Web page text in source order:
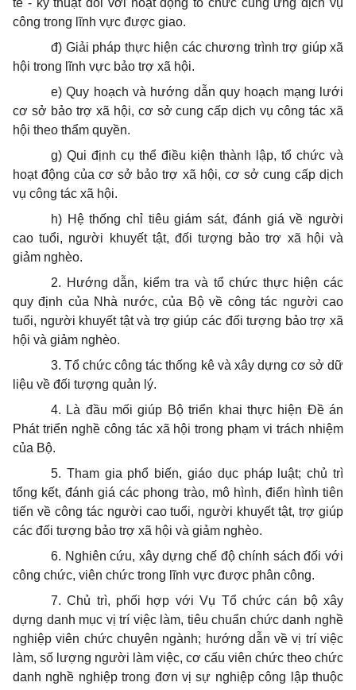
tế - kỹ thuật đối với hoạt động tổ chức cung ứng dịch vụ
công trong lĩnh vực được giao.
đ) Giải pháp thực hiện các chương trình trợ giúp xã
hội trong lĩnh vực bảo trợ xã hội.
e) Quy hoạch và hướng dẫn quy hoạch mạng lưới
cơ sở bảo trợ xã hội, cơ sở cung cấp dịch vụ công tác xã
hội theo thẩm quyền.
g) Qui định cụ thể điều kiện thành lập, tổ chức và
hoạt động của cơ sở bảo trợ xã hội, cơ sở cung cấp dịch
vụ công tác xã hội.
h) Hệ thống chỉ tiêu giám sát, đánh giá về người
cao tuổi, người khuyết tật, đối tượng bảo trợ xã hội và
giảm nghèo.
2. Hướng dẫn, kiểm tra và tổ chức thực hiện các
quy định của Nhà nước, của Bộ về công tác người cao
tuổi, người khuyết tật và trợ giúp các đối tượng bảo trợ xã
hội và giảm nghèo.
3. Tổ chức công tác thống kê và xây dựng cơ sở dữ
liệu về đối tượng quản lý.
4. Là đầu mối giúp Bộ triển khai thực hiện Đề án
Phát triển nghề công tác xã hội trong phạm vi trách nhiệm
của Bộ.
5. Tham gia phổ biến, giáo dục pháp luật; chủ trì
tổng kết, đánh giá các phong trào, mô hình, điển hình tiên
tiến về công tác người cao tuổi, người khuyết tật, trợ giúp
các đối tượng bảo trợ xã hội và giảm nghèo.
6. Nghiên cứu, xây dựng chế độ chính sách đối với
công chức, viên chức trong lĩnh vực được phân công.
7. Chủ trì, phối hợp với Vụ Tổ chức cán bộ xây
dựng danh mục vị trí việc làm, tiêu chuẩn chức danh nghề
nghiệp viên chức chuyên ngành; hướng dẫn về vị trí việc
làm, số lượng người làm việc, cơ cấu viên chức theo chức
danh nghề nghiệp trong đơn vị sự nghiệp công lập thuộc